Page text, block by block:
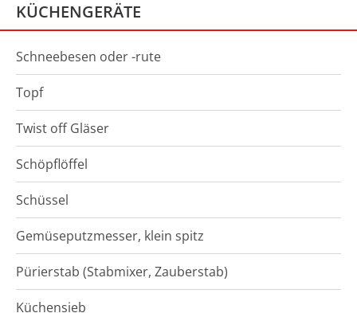
KÜCHENGERÄTE
Schneebesen oder -rute
Topf
Twist off Gläser
Schöpflöffel
Schüssel
Gemüseputzmesser, klein spitz
Pürierstab (Stabmixer, Zauberstab)
Küchensieb